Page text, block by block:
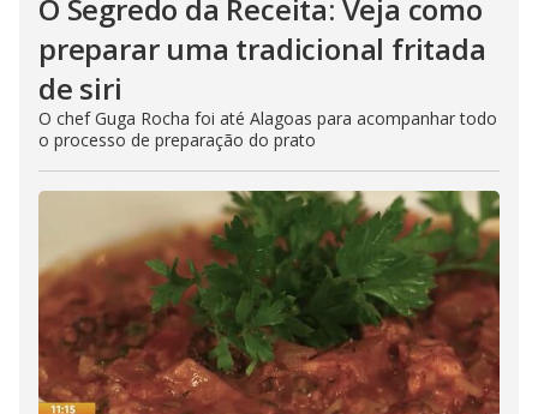
O Segredo da Receita: Veja como
preparar uma tradicional fritada
de siri
O chef Guga Rocha foi até Alagoas para acompanhar todo
o processo de preparação do prato